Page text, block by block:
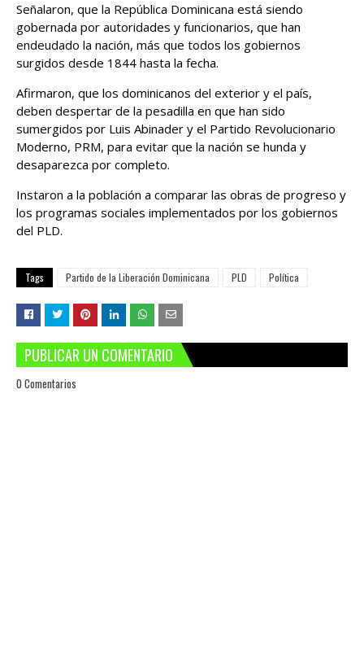
Señalaron, que la República Dominicana está siendo
gobernada por autoridades y funcionarios, que han
endeudado la nación, más que todos los gobiernos
surgidos desde 1844 hasta la fecha.
Afirmaron, que los dominicanos del exterior y el país,
deben despertar de la pesadilla en que han sido
sumergidos por Luis Abinader y el Partido Revolucionario
Moderno, PRM, para evitar que la nación se hunda y
desaparezca por completo.
Instaron a la población a comparar las obras de progreso y
los programas sociales implementados por los gobiernos
del PLD.
Tags Partido de la Liberación Dominicana PLD Política
PUBLICAR UN COMENTARIO
0 Comentarios